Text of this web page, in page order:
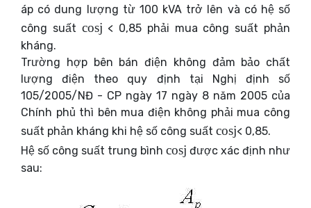
áp có dung lượng từ 100 kVA trở lên và có hệ số
công suất cosj < 0,85 phải mua công suất phản
kháng.
Trường hợp bên bán điện không đảm bảo chất
lượng điện theo quy định tại Nghị định số
105/2005/NĐ - CP ngày 17 ngày 8 năm 2005 của
Chính phủ thì bên mua điện không phải mua công
suất phản kháng khi hệ số công suất cosj< 0,85.
Hệ số công suất trung bình cosj được xác định như
sau: